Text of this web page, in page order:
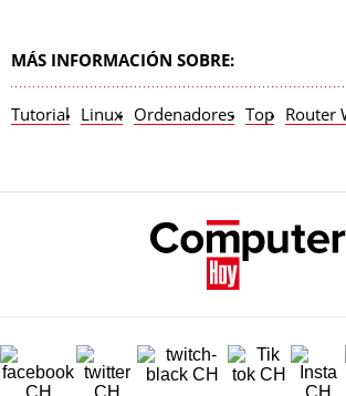
MÁS INFORMACIÓN SOBRE:
Tutorial Linux Ordenadores Top Router